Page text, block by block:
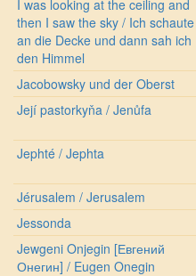
I was looking at the ceiling and
then I saw the sky / Ich schaute
an die Decke und dann sah ich
den Himmel
Jacobowsky und der Oberst
Její pastorkyňa / Jenůfa
Jephté / Jephta
Jérusalem / Jerusalem
Jessonda
Jewgeni Onjegin [Евгений
Онегин] / Eugen Onegin